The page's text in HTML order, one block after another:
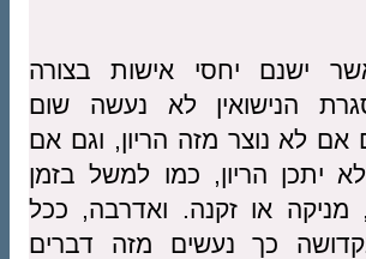
ישנם יחסי אישות בצורה
הנישואין לא נעשה שום
לא נוצר מזה הריון, וגם אם
יתכן הריון, כמו למשל בזמן
או זקנה. ואדרבה, ככל
כך נעשים מזה דברים